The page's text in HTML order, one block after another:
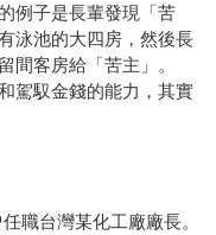
例子是長輩發現「苦
泳池的大四房，然後長
間客房給「苦主」。
駕馭金錢的能力，其實
職台灣某化工廠廠長。